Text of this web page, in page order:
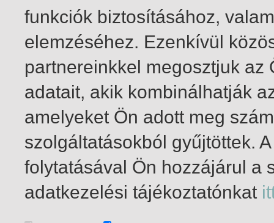
21-29/ insgesamt 29 Treffer
funkciók biztosításához,
elemzéséhez. Ezenkívül
partnereinkkel megosztjuk
adatait, akik kombinálhatják
amelyeket Ön adott meg
szolgáltatásokból gyűjtöttek.
folytatásával Ön hozzájárul a
adatkezelési tájékoztatónkat